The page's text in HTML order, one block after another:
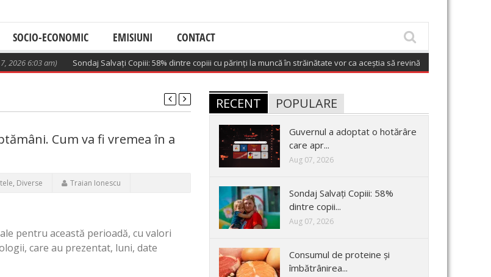
SOCIO-ECONOMIC EMISIUNI CONTACT
6:03 am) Sondaj Salvați Copiii: 58% dintre copiii cu părinți la muncă în străinătate vor ca aceștia să revină în România
Cum va fi vremea în a
, Diverse Traian Ionescu
pentru această perioadă, cu valori
care au prezentat, luni, date
RECENT POPULARE
Guvernul a adoptat o hotărâre
care apr...
Aug 07, 2026
Sondaj Salvați Copiii: 58%
dintre copii...
Aug 07, 2026
Consumul de proteine și
îmbătrânirea...